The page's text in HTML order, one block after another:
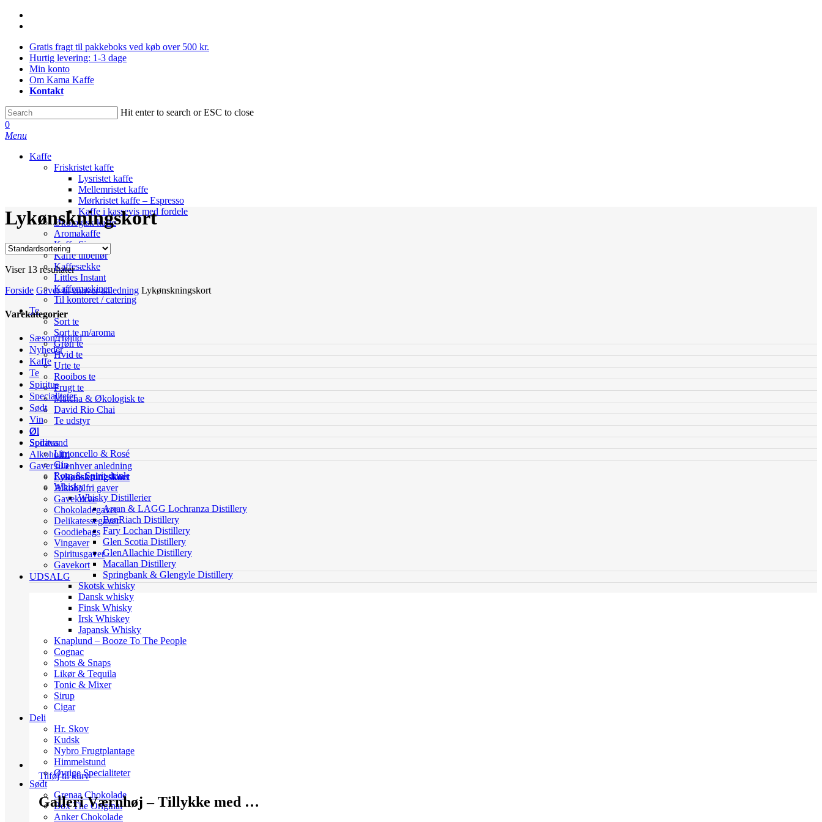
Skip
contentGratis fragt til pakkeboks ved køb over 500 kr.
Hurtig levering: 1-3 dage
Min konto
Om Kama Kaffe
Kontakt
Hit enter to search or ESC to close
Close
Search
0
Menu
Kaffe
Friskristet kaffe
Lysristet kaffe
Mellemristet kaffe
Mørkristet kaffe – Espresso
Kaffe i kassevis med fordele
Økologisk kaffe
Aromakaffe
Kaffe Sirup
Kaffe tilbehør
Kaffesække
Littles Instant
Kaffemaskiner
Til kontoret / catering
Te
Sort te
Sort te m/aroma
Grøn te
Hvid te
Urte te
Rooibos te
Frugt te
Matcha & Økologisk te
David Rio Chai
Te udstyr
Øl
Spiritus
Limoncello & Rosé
Gin
Rom & Spirit drink
Whisky
Whisky Distillerier
Arran & LAGG Lochranza Distillery
BenRiach Distillery
Fary Lochan Distillery
Glen Scotia Distillery
GlenAllachie Distillery
Macallan Distillery
Springbank & Glengyle Distillery
Skotsk whisky
Dansk whisky
Finsk Whisky
Irsk Whiskey
Japansk Whisky
Knaplund – Booze To The People
Cognac
Shots & Snaps
Likør & Tequila
Tonic & Mixer
Sirup
Cigar
Deli
Hr. Skov
Kudsk
Nybro Frugtplantage
Himmelstund
Øvrige Specialiteter
Sødt
Grenaa Chokolade
Box The Original
Anker Chokolade
Lykønskningskort
Viser 13 resultater
Forside Gaver til enhver anledning Lykønskningskort
Varekategorier
Sæson/Højtid
Nyheder
Kaffe
Te
Spiritus
Specialiteter
Sødt
Vin
Øl
Sodavand
Alkoholfri
Gaver til enhver anledning
Lykønskningskort
Alkoholfri gaver
Gavekurve
Chokoladegaver
Delikatessegaver
Goodiebags
Vingaver
Spiritusgaver
Gavekort
UDSALG
Tilføj til kurv
Galleri Værnhøj – Tillykke med …